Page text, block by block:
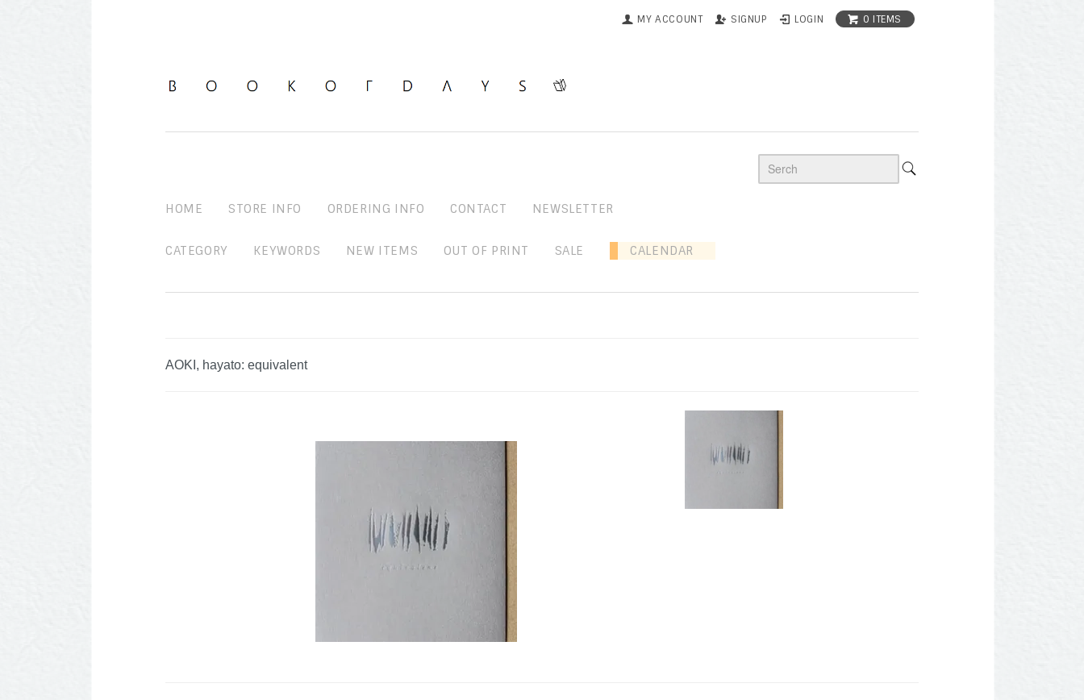
MY ACCOUNT SIGNUP LOGIN 0 ITEMS
HOME STORE INFO ORDERING INFO CONTACT NEWSLETTER
CATEGORY KEYWORDS NEW ITEMS OUT OF PRINT SALE CALENDAR
AOKI, hayato: equivalent